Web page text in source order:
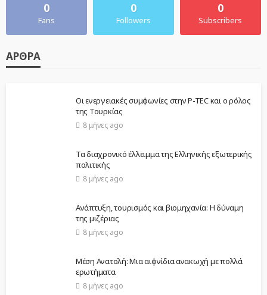
0
Fans
0
Followers
0
Subscribers
ΆΡΘΡΑ
Οι ενεργειακές συμφωνίες στην P-TEC και ο ρόλος
της Τουρκίας
8 μήνες ago
Τα διαχρονικό έλλειμμα της Ελληνικής εξωτερικής
πολιτικής
8 μήνες ago
Ανάπτυξη, τουρισμός και βιομηχανία: Η δύναμη
της μιζέριας
8 μήνες ago
Μέση Ανατολή: Μια αιφνίδια ανακωχή με πολλά
ερωτήματα
8 μήνες ago